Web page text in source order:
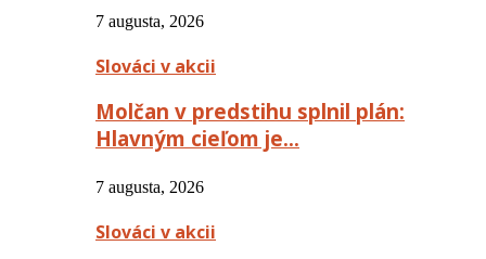
7 augusta, 2026
Slováci v akcii
Molčan v predstihu splnil plán:
Hlavným cieľom je…
7 augusta, 2026
Slováci v akcii